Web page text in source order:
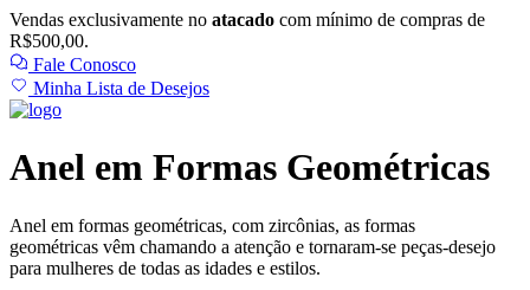
Vendas exclusivamente no atacado com mínimo de compras de
R$500,00.
Fale Conosco
Minha Lista de Desejos
Anel em Formas Geométricas
Anel em formas geométricas, com zircônias, as formas
geométricas vêm chamando a atenção e tornaram-se peças-desejo
para mulheres de todas as idades e estilos.